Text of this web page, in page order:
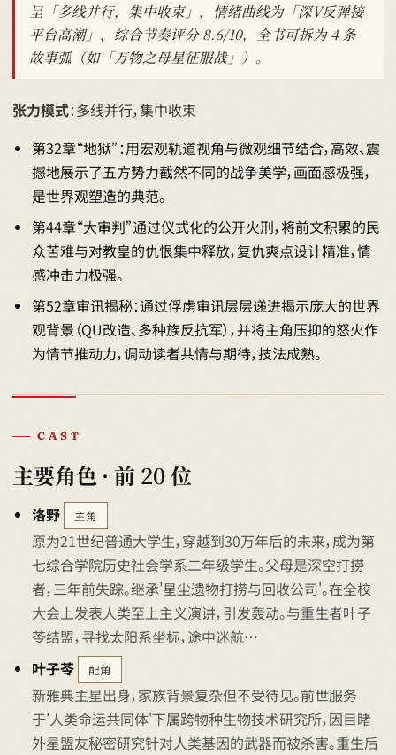
呈「多线并行，集中收束」，情绪曲线为「深V反弹接
平台高潮」，综合节奏评分 8.6/10，全书可拆为 4 条
故事弧（如「万物之母星征服战」）。
张力模式：多线并行，集中收束
第32章“地狱”：用宏观轨道视角与微观细节结合，高效、震
撼地展示了五方势力截然不同的战争美学，画面感极强，
是世界观塑造的典范。
第44章“大审判”通过仪式化的公开火刑，将前文积累的民
众苦难与对教皇的仇恨集中释放，复仇爽点设计精准，情
感冲击力极强。
第52章审讯揭秘：通过俘虏审讯层层递进揭示庞大的世界
观背景（QU改造、多种族反抗军），并将主角压抑的怒火作
为情节推动力，调动读者共情与期待，技法成熟。
CAST
主要角色 · 前 20 位
洛野 主角
原为21世纪普通大学生，穿越到30万年后的未来，成为第
七综合学院历史社会学系二年级学生。父母是深空打捞
者，三年前失踪。继承'星尘遗物打捞与回收公司'。在全校
大会上发表人类至上主义演讲，引发轰动。与重生者叶子
苓结盟，寻找太阳系坐标，途中迷航…
叶子苓
配角
新雅典主星出身，家族背景复杂但不受待见。前世服务
于'人类命运共同体'下属跨物种生物技术研究所，因目睹
外星盟友秘密研究针对人类基因的武器而被杀害。重生后